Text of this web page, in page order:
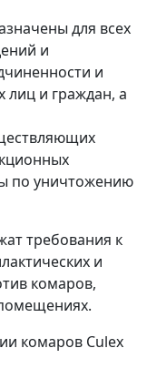
для всех
и
и
лиц и граждан, а
по уничтожению
требования к
и
комаров,
комаров Culex